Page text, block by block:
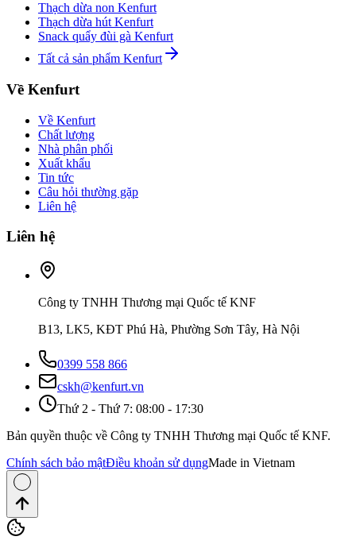
Thạch dừa non Kenfurt
Thạch dừa hút Kenfurt
Snack quẩy đùi gà Kenfurt
Tất cả sản phẩm Kenfurt
Về Kenfurt
Về Kenfurt
Chất lượng
Nhà phân phối
Xuất khẩu
Tin tức
Câu hỏi thường gặp
Liên hệ
Liên hệ
Công ty TNHH Thương mại Quốc tế KNF
B13, LK5, KĐT Phú Hà, Phường Sơn Tây, Hà Nội
0399 558 866
cskh@kenfurt.vn
Thứ 2 - Thứ 7: 08:00 - 17:30
Bản quyền thuộc về Công ty TNHH Thương mại Quốc tế KNF.
Chính sách bảo mậtĐiều khoản sử dụngMade in Vietnam